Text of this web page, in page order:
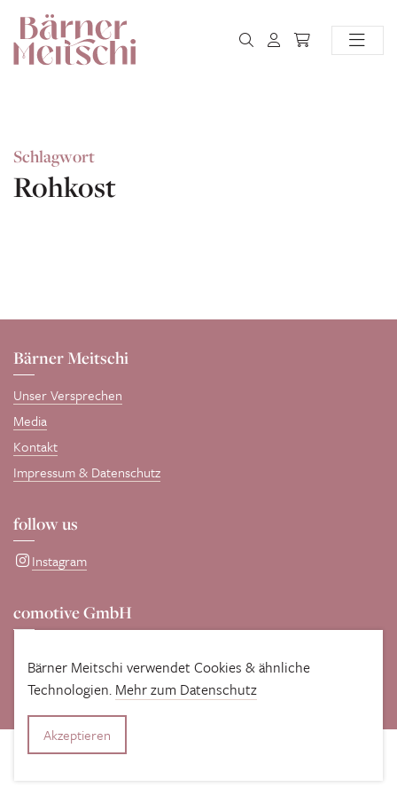
Bärner Meitschi verwendet Cookies & ähnliche
Technologien. Mehr zum Datenschutz
Akzeptieren
Schlagwort
Rohkost
Bärner Meitschi
Unser Versprechen
Media
Kontakt
Impressum & Datenschutz
follow us
Instagram
comotive GmbH
Profiscomotive GmbH.